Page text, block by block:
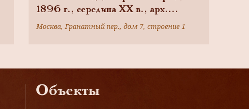
1896 г., середина XX в., арх.
Эрихсон А.Э., Буров А.К.
Москва, Гранатный пер., дом 7, строение 1
Объекты